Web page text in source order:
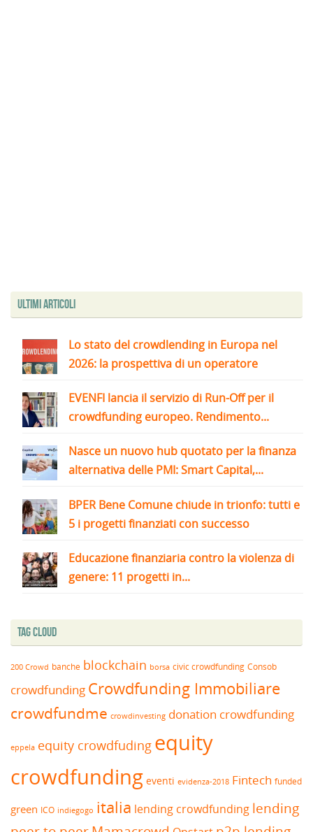
Ultimi articoli
Lo stato del crowdlending in Europa nel
2026: la prospettiva di un operatore
EVENFI lancia il servizio di Run-Off per il
crowdfunding europeo. Rendimento...
Nasce un nuovo hub quotato per la finanza
alternativa delle PMI: Smart Capital,...
BPER Bene Comune chiude in trionfo: tutti e
5 i progetti finanziati con successo
Educazione finanziaria contro la violenza di
genere: 11 progetti in...
Tag Cloud
200 Crowd banche blockchain borsa civic crowdfunding Consob
crowdfunding Crowdfunding Immobiliare
crowdfundme crowdinvesting donation crowdfunding
eppela equity crowdfuding equity
crowdfunding eventi evidenza-2018 Fintech funded
green ICO indiegogo italia lending crowdfunding lending